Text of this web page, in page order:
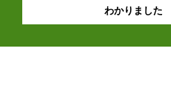
わかりました